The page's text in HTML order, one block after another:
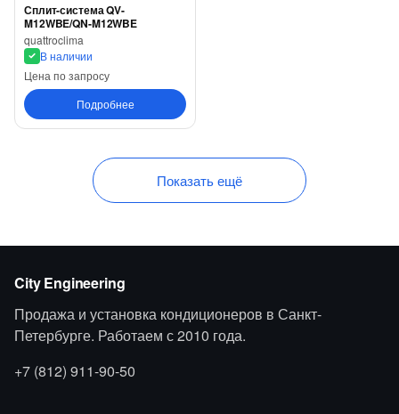
Сплит-система QV-
M12WBE/QN-M12WBE
quattroclima
В наличии
Цена по запросу
Подробнее
Показать ещё
City Engineering
Продажа и установка кондиционеров в Санкт-
Петербурге. Работаем с 2010 года.
+7 (812) 911-90-50